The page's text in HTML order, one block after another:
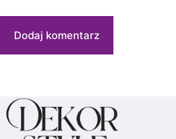
Dodaj komentarz